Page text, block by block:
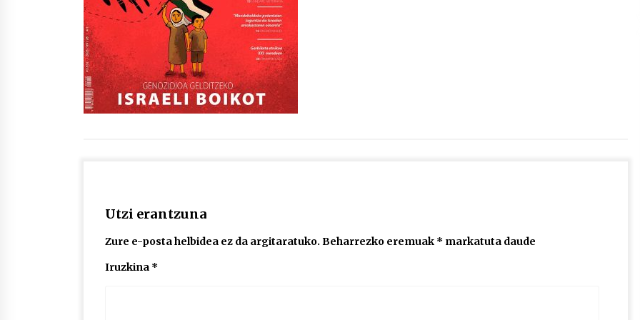
protagonista
2026/07/16
POTTO: San Pedro jaietako bertso-
saioa
2026/07/09
Utzi erantzuna
Zure e-posta helbidea ez da argitaratuko. Beharrezko eremuak * markatuta daude
Iruzkina *